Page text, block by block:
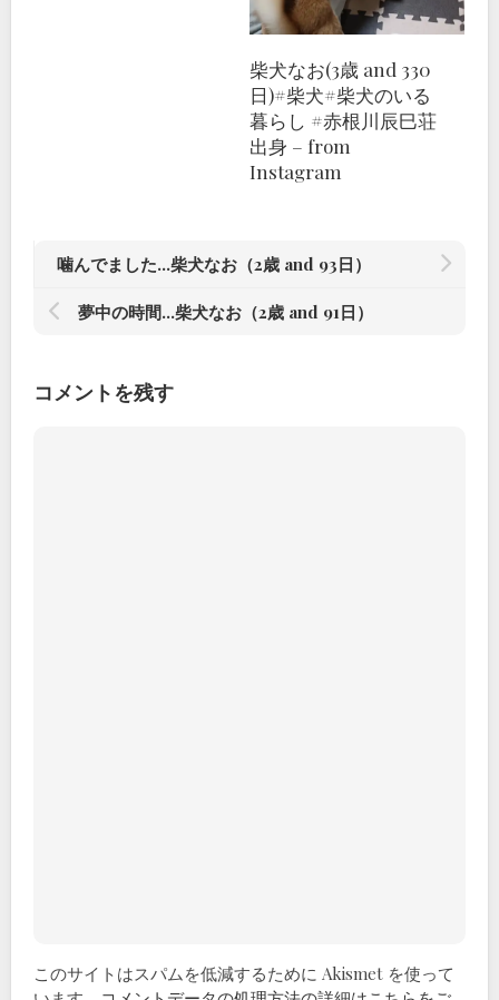
柴犬なお(3歳 and 330
日)#柴犬#柴犬のいる
暮らし #赤根川辰巳荘
出身 – from
Instagram
噛んでました…柴犬なお（2歳 and 93日）
夢中の時間…柴犬なお（2歳 and 91日）
コメントを残す
このサイトはスパムを低減するために Akismet を使って